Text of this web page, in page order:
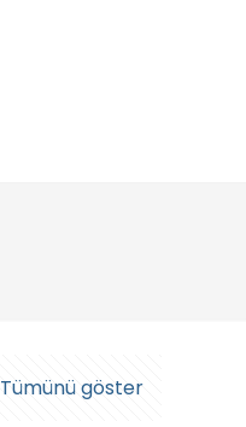
Tümünü göster